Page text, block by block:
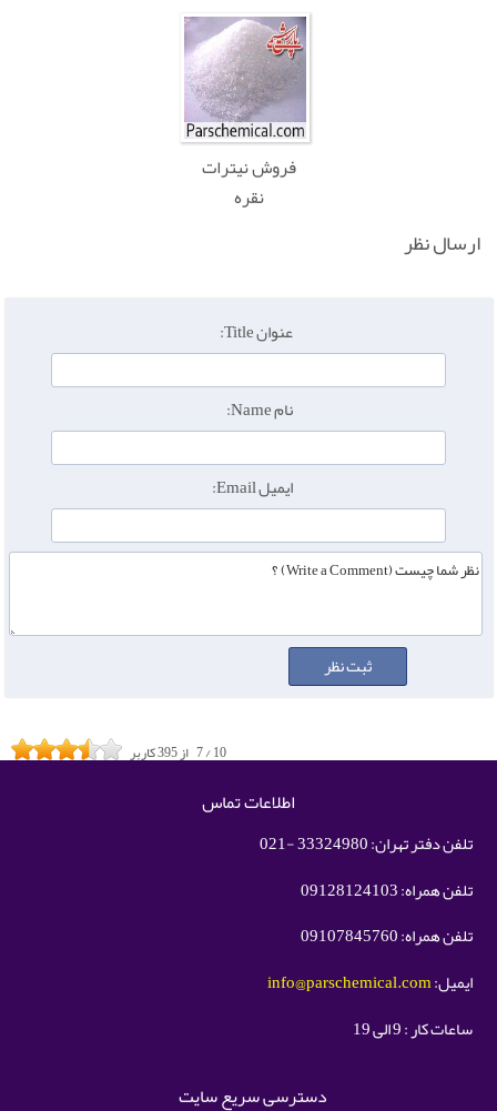
فروش نیترات
نقره
ارسال نظر
عنوان Title:
نام Name:
ایمیل Email:
7/10 از395کاربر
اطلاعات تماس
تلفن دفتر تهران: 33324980 -021
تلفن همراه: 09128124103
تلفن همراه: 09107845760
ایمیل:info@parschemical.com
ساعات کار : 9 الی 19
دسترسی سریع سایت